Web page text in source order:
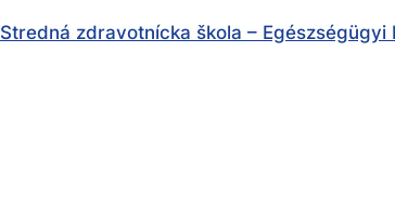
Stredná zdravotnícka škola –